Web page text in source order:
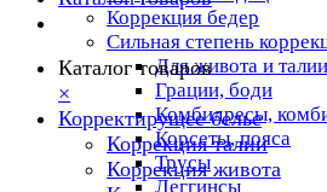
Коррекция бедер
Сильная степень
Для живота и талии
Грации, боди
Комбидресы,
Корсеты, пояса
Трусы
Леггинсы
Каталог товаров
×
Корректирущее белье
Коррекция талии
Коррекция живота